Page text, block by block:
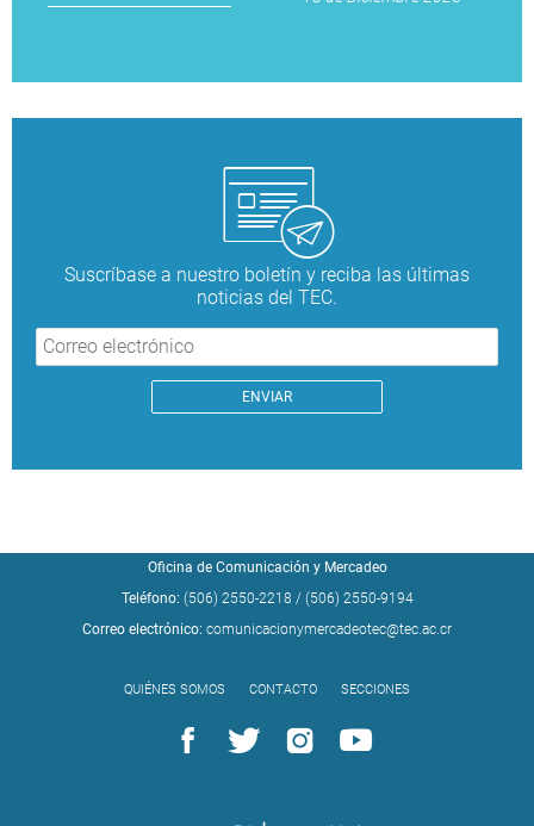
Suscríbase a nuestro boletín y reciba las últimas
noticias del TEC.
Oficina de Comunicación y Mercadeo
Teléfono: (506) 2550-2218 / (506) 2550-9194
Correo electrónico: comunicacionymercadeotec@tec.ac.cr
QUIÉNES SOMOS CONTACTO SECCIONES